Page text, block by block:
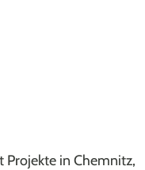
Projekte in Chemnitz,